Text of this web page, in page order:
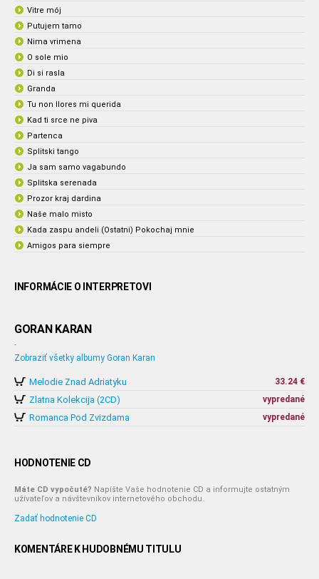
Vitre mój
Putujem tamo
Nima vrimena
O sole mio
Di si rasla
Granda
Tu non llores mi querida
Kad ti srce ne piva
Partenca
Splitski tango
Ja sam samo vagabundo
Splitska serenada
Prozor kraj dardina
Naše malo misto
Kada zaspu andeli (Ostatni) Pokochaj mnie
Amigos para siempre
INFORMÁCIE O INTERPRETOVI
GORAN KARAN
-
Zobraziť všetky albumy Goran Karan
Melodie Znad Adriatyku 33.24 €
Zlatna Kolekcija (2CD) vypredané
Romanca Pod Zvizdama vypredané
HODNOTENIE CD
Máte CD vypočuté? Napíšte Vaše hodnotenie CD a informujte ostatným
užívateľov a návštevníkov internetového obchodu.
Zadať hodnotenie CD
KOMENTÁRE K HUDOBNÉMU TITULU